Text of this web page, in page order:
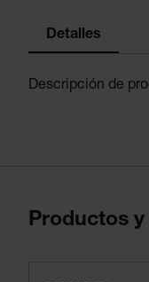
Detalles
Descripción de
Productos